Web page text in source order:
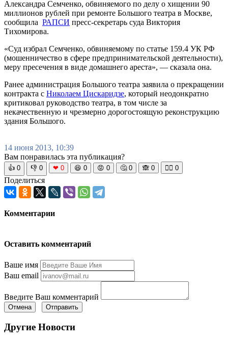
Александра Семченко, обвиняемого по делу о хищении 90
миллионов рублей при ремонте Большого театра в Москве,
сообщила РАПСИ пресс-секретарь суда Виктория
Тихомирова.
«Суд избрал Семченко, обвиняемому по статье 159.4 УК РФ
(мошенничество в сфере предпринимательской деятельности),
меру пресечения в виде домашнего ареста», — сказала она.
Ранее администрация Большого театра заявила о прекращении
контракта с Николаем Цискаридзе, который неодонкратно
критиковал руководство театра, в том числе за
некачественную и чрезмерно дорогостоящую реконструкцию
здания Большого.
14 июня 2013, 10:39
Вам понравилась эта публикация?
👍 0 👎 0 ❤ 0 😆 0 😡 0 🤔 0 🙈 0 🧘‍♀️ 0
Поделиться
Комментарии
Оставить комментарий
Ваше имя
Ваш email
Введите Ваш комментарий
Отмена Отправить
Другие Новости